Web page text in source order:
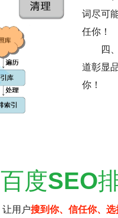
词尽可
任你！
四
道彰显
你！
百度SEO
让用户搜到你、信任你、选